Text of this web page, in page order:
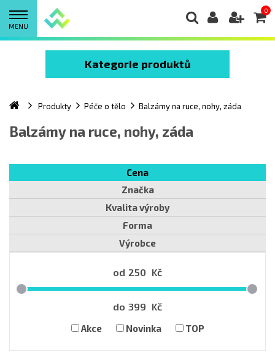
MENU
0
Kategorie produktů
Produkty Péče o tělo Balzámy na ruce, nohy, záda
Balzámy na ruce, nohy, záda
Cena
Značka
Kvalita výroby
Forma
Výrobce
od 250 Kč
do 399 Kč
Akce Novinka TOP